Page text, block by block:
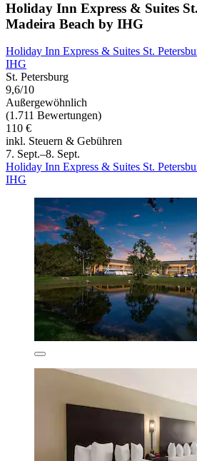
Holiday Inn Express & Suites
Madeira Beach by IHG
Holiday Inn Express & Suites St.
IHG
St. Petersburg
9,6/10
Außergewöhnlich
(1.711 Bewertungen)
110 €
inkl. Steuern & Gebühren
7. Sept.–8. Sept.
Holiday Inn Express & Suites St.
IHG